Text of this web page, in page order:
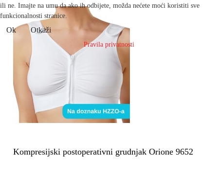
Kompresijski postoperativni grudnjak Orione 9652
ili ne. Imajte na umu da ako ih odbijete, možda nećete moći koristiti sve
funkcionalnosti stranice.
Ok Otkaži
Pravila privatnosti